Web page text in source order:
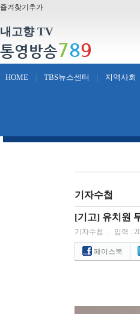
즐겨찾기추가
내고향 TV
통영방송789
HOME TBS뉴스센터 지역사회
기자수첩
[기고] 유치원
기자수첩 입력 :
페이스북